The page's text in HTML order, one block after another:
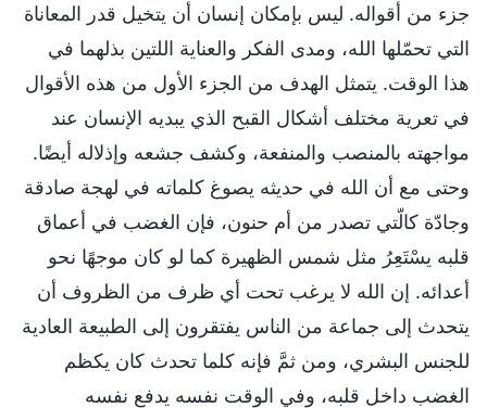
جزء من أقواله. ليس بإمكان إنسان أن يتخيل قدر المعاناة
التي تحمّلها الله، ومدى الفكر والعناية اللتين بذلهما في
هذا الوقت. يتمثل الهدف من الجزء الأول من هذه الأقوال
في تعرية مختلف أشكال القبح الذي يبديه الإنسان عند
مواجهته بالمنصب والمنفعة، وكشف جشعه وإذلاله أيضًا.
وحتى مع أن الله في حديثه يصوغ كلماته في لهجة صادقة
وجادّة كالّتي تصدر من أم حنون، فإن الغضب في أعماق
قلبه يسْتَعِرُ مثل شمس الظهيرة كما لو كان موجهًا نحو
أعدائه. إن الله لا يرغب تحت أي ظرف من الظروف أن
يتحدث إلى جماعة من الناس يفتقرون إلى الطبيعة العادية
للجنس البشري، ومن ثمَّ فإنه كلما تحدث كان يكظم
الغضب داخل قلبه، وفي الوقت نفسه يدفع نفسه